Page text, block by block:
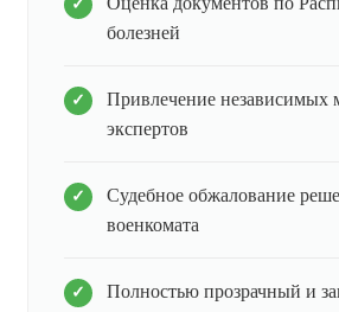
болезней
Привлечение независимых
экспертов
Судебное обжалование
военкомата
Полностью прозрачный и